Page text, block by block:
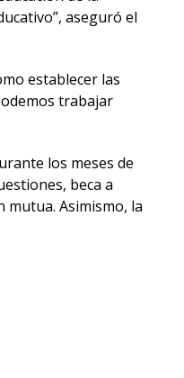
aseguró el
establecer las
trabajar
los meses de
beca a
mutua. Asimismo, la